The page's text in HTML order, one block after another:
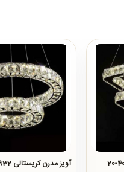
آویز مدرن کریستالی 1932